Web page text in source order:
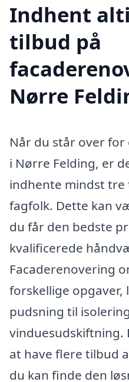
Indhent
tilbud på
Nørre
Når du står over
i Nørre Felding, er
indhente mindst
fagfolk. Dette kan
du får den bedste
kvalificerede
Facaderenovering
forskellige opgaver,
pudsning til
at have flere tilbud
du kan finde den